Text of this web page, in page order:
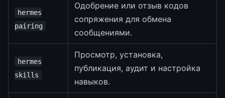
hermes
pairing
Одобрение или отзыв кодов
сопряжения для обмена
сообщениями.
hermes
skills
Просмотр, установка,
публикация, аудит и настройка
навыков.